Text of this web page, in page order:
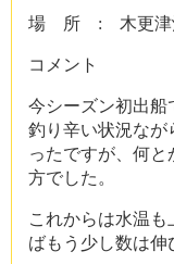
場 所 : 木更
コメント
今シーズン初出船
釣り辛い状況なが
ったですが、何
方でした。
これからは水温
ばもう少し数は伸